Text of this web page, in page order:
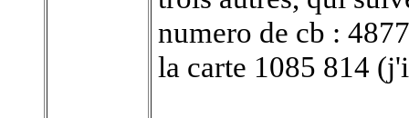
numero de cb :
la carte 1085 814